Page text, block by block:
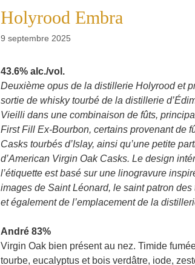
Holyrood Embra
9 septembre 2025
43.6% alc./vol.
Deuxième opus de la distillerie Holyrood et
sortie de whisky tourbé de la distillerie
Vieilli dans une combinaison de fûts,
First Fill Ex-Bourbon, certains provenant de
Casks tourbés d’Islay, ainsi qu’une petite
d’American Virgin Oak Casks. Le design
l’étiquette est basé sur une linogravure
images de Saint Léonard, le saint patron des
et également de l’emplacement de la
André 83%
Virgin Oak bien présent au nez. Timide
tourbe, eucalyptus et bois verdâtre, iode,